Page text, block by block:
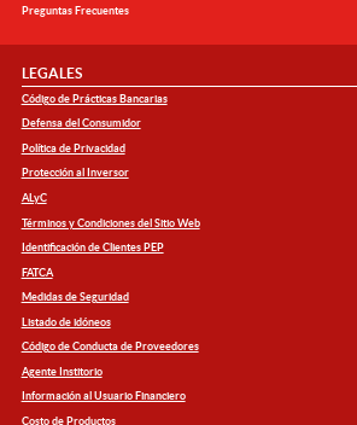
Preguntas Frecuentes
LEGALES
Código de Prácticas Bancarias
Defensa del Consumidor
Política de Privacidad
Protección al Inversor
ALyC
Términos y Condiciones del Sitio Web
Identificación de Clientes PEP
FATCA
Medidas de Seguridad
Listado de idóneos
Código de Conducta de Proveedores
Agente Institorio
Información al Usuario Financiero
Costo de Productos